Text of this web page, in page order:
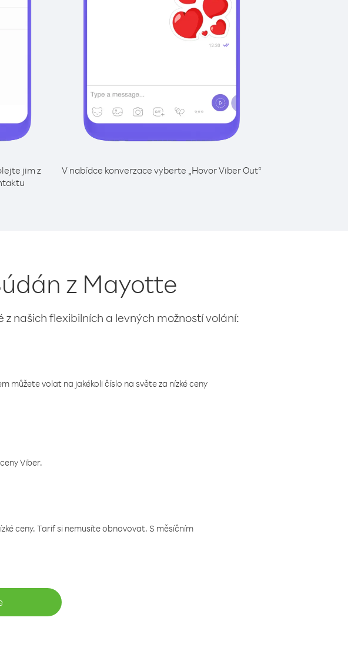
jim z
V nabídce konverzace vyberte „Hovor Viber Out“
z Mayotte
našich flexibilních a levných možností volání:
můžete volat na jakékoli číslo na světe za nízké ceny
Viber.
ceny. Tarif si nemusíte obnovovat. S měsíčním